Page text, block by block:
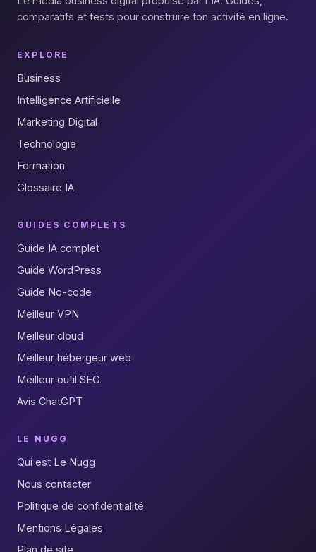
comparatifs et tests pour construire ton activité en ligne.
EXPLORE
Business
Intelligence Artificielle
Marketing Digital
Technologie
Formation
Glossaire IA
GUIDES COMPLETS
Guide IA complet
Guide WordPress
Guide No-code
Meilleur VPN
Meilleur cloud
Meilleur hébergeur web
Meilleur outil SEO
Avis ChatGPT
LE NUGG
Qui est Le Nugg
Nous contacter
Politique de confidentialité
Mentions Légales
Plan de site